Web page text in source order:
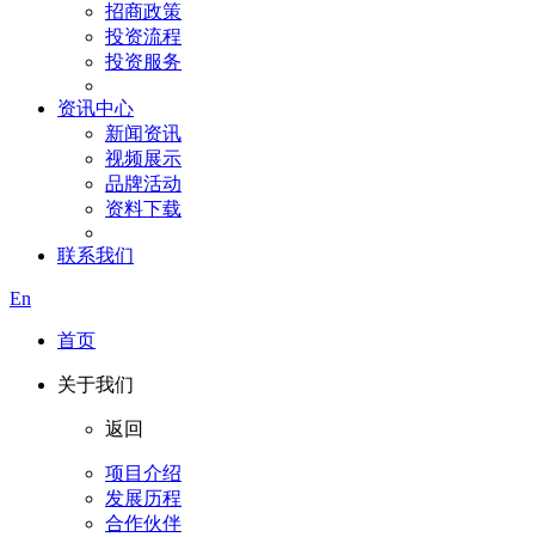
招商政策
投资流程
投资服务
资讯中心
新闻资讯
视频展示
品牌活动
资料下载
联系我们
En
首页
关于我们
返回
项目介绍
发展历程
合作伙伴